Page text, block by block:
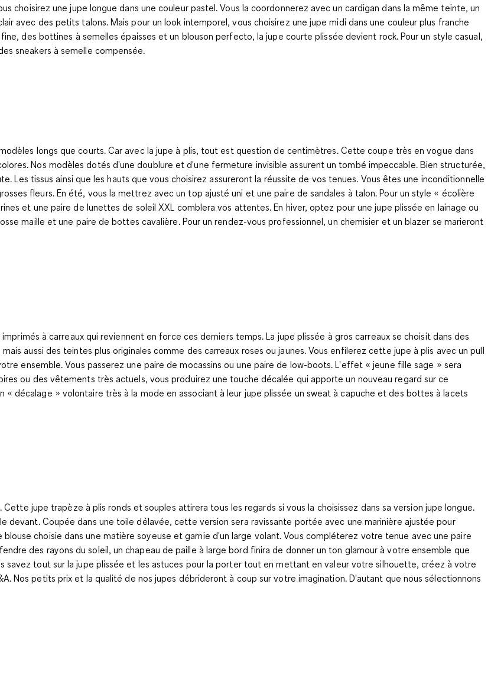
choisirez une jupe longue dans une couleur pastel. Vous la coordonnerez avec un cardigan dans la même teinte, un
avec des petits talons. Mais pour un look intemporel, vous choisirez une jupe midi dans une couleur plus franche
des bottines à semelles épaisses et un blouson perfecto, la jupe courte plissée devient rock. Pour un style casual,
sneakers à semelle compensée.
longs que courts. Car avec la jupe à plis, tout est question de centimètres. Cette coupe très en vogue dans
Nos modèles dotés d'une doublure et d'une fermeture invisible assurent un tombé impeccable. Bien structurée,
tissus ainsi que les hauts que vous choisirez assureront la réussite de vos tenues. Vous êtes une inconditionnelle
fleurs. En été, vous la mettrez avec un top ajusté uni et une paire de sandales à talon. Pour un style « écolière
et une paire de lunettes de soleil XXL comblera vos attentes. En hiver, optez pour une jupe plissée en lainage ou
maille et une paire de bottes cavalière. Pour un rendez-vous professionnel, un chemisier et un blazer se marieront
à carreaux qui reviennent en force ces derniers temps. La jupe plissée à gros carreaux se choisit dans des
aussi des teintes plus originales comme des carreaux roses ou jaunes. Vous enfilerez cette jupe à plis avec un pull
ensemble. Vous passerez une paire de mocassins ou une paire de low-boots. L'effet « jeune fille sage » sera
ou des vêtements très actuels, vous produirez une touche décalée qui apporte un nouveau regard sur ce
décalage » volontaire très à la mode en associant à leur jupe plissée un sweat à capuche et des bottes à lacets
jupe trapèze à plis ronds et souples attirera tous les regards si vous la choisissez dans sa version jupe longue.
devant. Coupée dans une toile délavée, cette version sera ravissante portée avec une marinière ajustée pour
choisie dans une matière soyeuse et garnie d'un large volant. Vous compléterez votre tenue avec une paire
des rayons du soleil, un chapeau de paille à large bord finira de donner un ton glamour à votre ensemble que
savez tout sur la jupe plissée et les astuces pour la porter tout en mettant en valeur votre silhouette, créez à votre
Nos petits prix et la qualité de nos jupes débrideront à coup sur votre imagination. D'autant que nous sélectionnons